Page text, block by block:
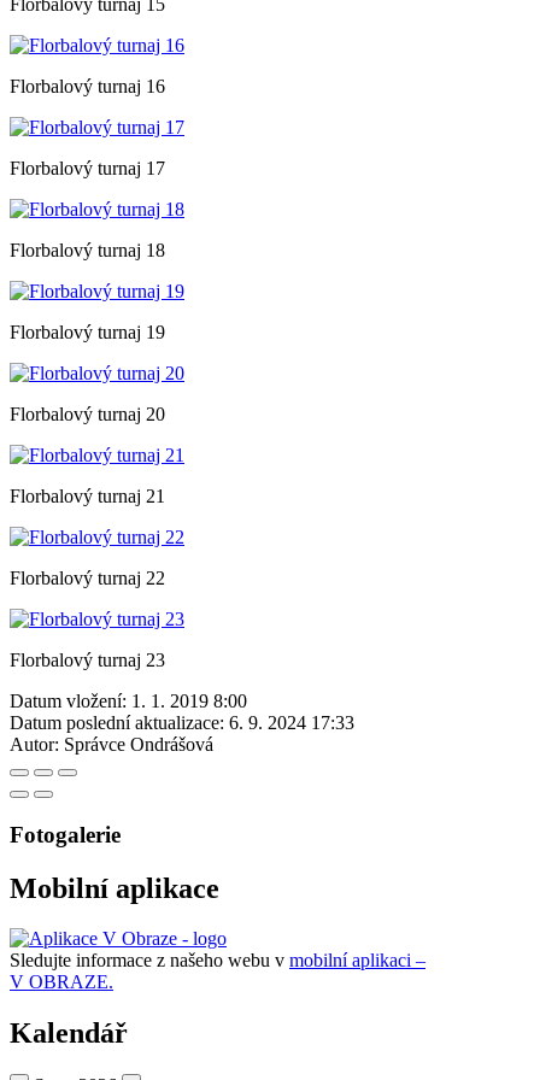
Florbalový turnaj 16
Florbalový turnaj 17
Florbalový turnaj 18
Florbalový turnaj 19
Florbalový turnaj 20
Florbalový turnaj 21
Florbalový turnaj 22
Florbalový turnaj 23
Datum vložení: 1. 1. 2019 8:00
Datum poslední aktualizace: 6. 9. 2024 17:33
Autor: Správce Ondrášová
Fotogalerie
Mobilní aplikace
Sledujte informace z našeho webu v mobilní aplikaci –
V OBRAZE.
Kalendář